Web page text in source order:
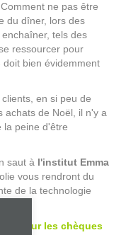
ne pas être
du dîner, lors des
tels des
ressourcer pour
bien évidemment
en si peu de
achats de Noël, il n'y a
la peine d'être
saut à l'institut Emma
vous rendront du
de la technologie
-10% sur les chèques